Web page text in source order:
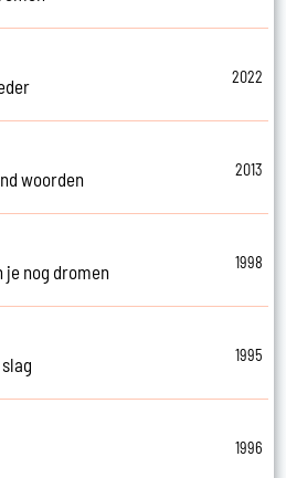
2022
woorden
2013
je nog dromen
1998
1995
1996